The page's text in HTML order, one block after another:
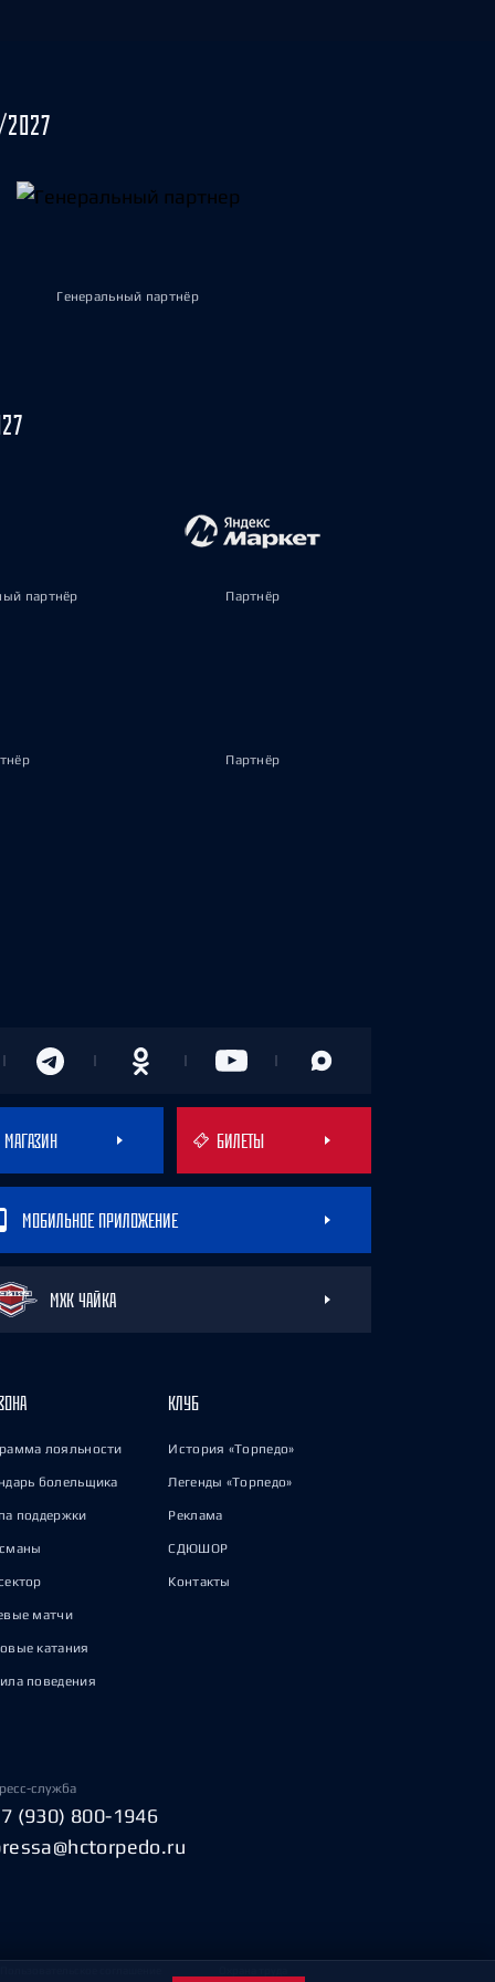
Генеральный партнёр
партнёр Партнёр
Партнёр
МАГАЗИН БИЛЕТЫ
МОБИЛЬНОЕ ПРИЛОЖЕНИЕ
МХК ЧАЙКА
лояльности
болельщика
поддержки
матчи
катания
поведения
КЛУБ
История «Торпедо»
Легенды «Торпедо»
Реклама
СДЮШОР
Контакты
служба
(930) 800-1946